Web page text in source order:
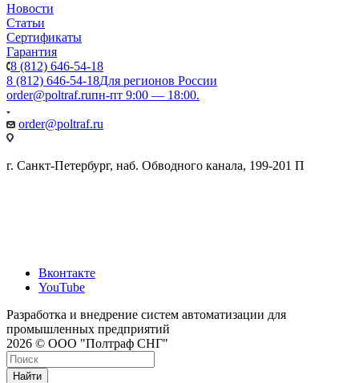
Новости
Статьи
Сертификаты
Гарантия
8 (812) 646-54-18
8 (812) 646-54-18Для регионов России
order@poltraf.ruпн-пт 9:00 — 18:00.
order@poltraf.ru
г. Санкт-Петербург, наб. Обводного канала, 199-201 П
Вконтакте
YouTube
Разработка и внедрение систем автоматизации для
промышленных предприятий
2026 © ООО "Полтраф СНГ"
Найти